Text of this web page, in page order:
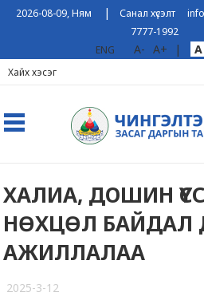
2026-08-09, Ням | Санал хүсэлт
7777-1992
ENG
A- A+ | A
ХАЛИА, ДОШИН
НӨХЦӨЛ БАЙДАЛ
АЖИЛЛАЛАА
2025-3-12